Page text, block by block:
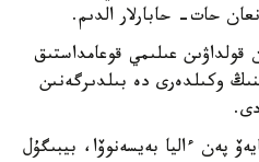
حات- حابارلار الدىم.
قولداۋىن عىلىمي قوعامداستىق
وكىلدەرى دە بىلدىرگەنىن
پەن ءاليا بەيسەنوۆا، بيبىگۇل